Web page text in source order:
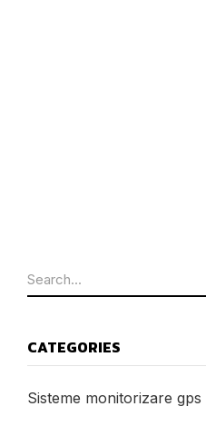
CATEGORIES
Sisteme monitorizare gps